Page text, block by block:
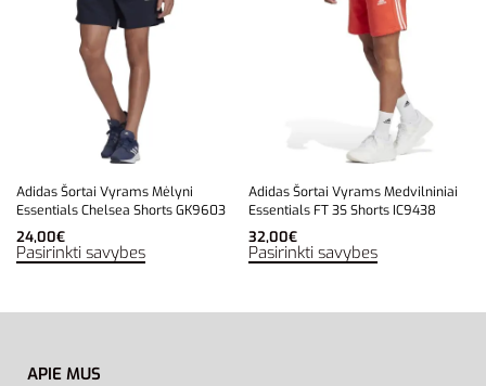
Adidas Šortai Vyrams Mėlyni
Essentials Chelsea Shorts GK9603
24,00€
Pasirinkti savybes
Adidas Šortai Vyrams Medvilniniai
Essentials FT 3S Shorts IC9438
32,00€
Pasirinkti savybes
APIE MUS